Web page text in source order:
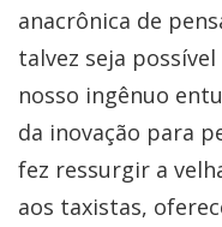
anacrônica de
talvez seja
nosso ingênuo
da inovação para
fez ressurgir a
aos taxistas,